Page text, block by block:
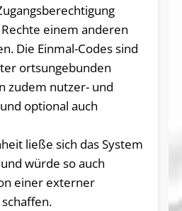
einem anderen
Die Einmal-Codes sind
ortsungebunden
zudem nutzer- und
optional auch
ließe sich das System
würde so auch
einer externer